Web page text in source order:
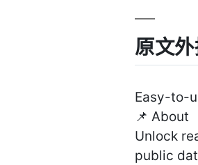
原文
Easy-to-
📌 About
Unlock
public